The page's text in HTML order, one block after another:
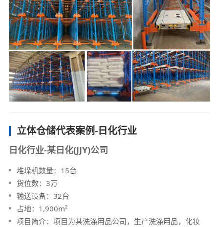
立体仓储代表案例-日化行业
日化行业-某日化(JJY)公司
堆垛机数量：15台
货位数：3万
输送设备：32台
占地：1,900m²
项目简介：项目为某洗涤用品公司，生产洗涤用品，化妆